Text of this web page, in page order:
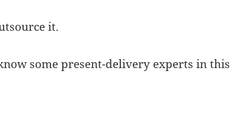
it.
some present-delivery experts in this